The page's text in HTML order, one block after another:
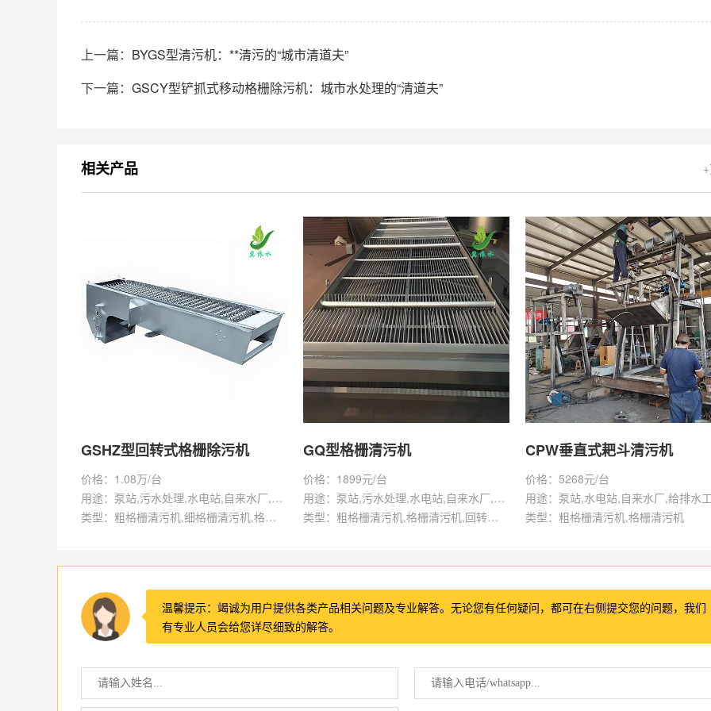
上一篇： BYGS型清污机：**清污的“城市清道夫”
下一篇： GSCY型铲抓式移动格栅除污机：城市水处理的“清道夫”
相关产品
GSHZ型回转式格栅除污机
价格：1.08万/台
用途：泵站,污水处理,水电站,自来水厂,渠道,水产养殖,化工,纺织,给排水工程
类型：粗格栅清污机,细格栅清污机,格栅清污机,回转式清污机
GQ型格栅清污机
价格：1899元/台
用途：泵站,污水处理,水电站,自来水厂,给排水工程
类型：粗格栅清污机,格栅清污机,回转式清污机
CPW垂直式耙斗清污机
价格：5268元/台
用途：泵站,水电站,自来水厂,给排水
类型：粗格栅清污机,格栅清污机
温馨提示：竭诚为用户提供各类产品相关问题及专业解答。无论您有任何疑问，都可在右侧提交您的问题，我们
有专业人员会给您详尽细致的解答。